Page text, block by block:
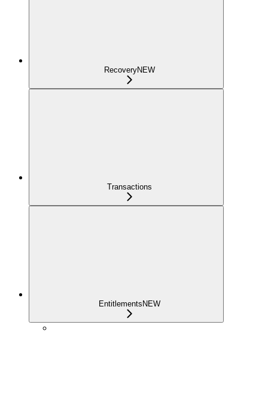
RecoveryNEW
Transactions
EntitlementsNEW